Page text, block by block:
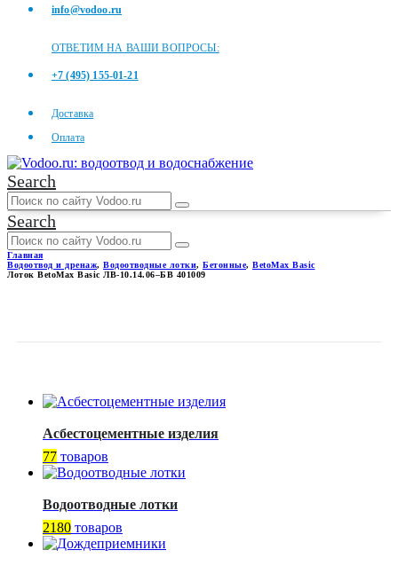
info@vodoo.ru
ОТВЕТИМ НА ВАШИ ВОПРОСЫ:
+7 (495) 155-01-21
Доставка
Оплата
Search
Search
Главная
Водоотвод и дренаж, Водоотводные лотки, Бетонные, BetoMax Basic
Лоток BetoMax Basic ЛВ-10.14.06–БВ 401009
Асбестоцементные изделия
77 товаров
Водоотводные лотки
2180 товаров